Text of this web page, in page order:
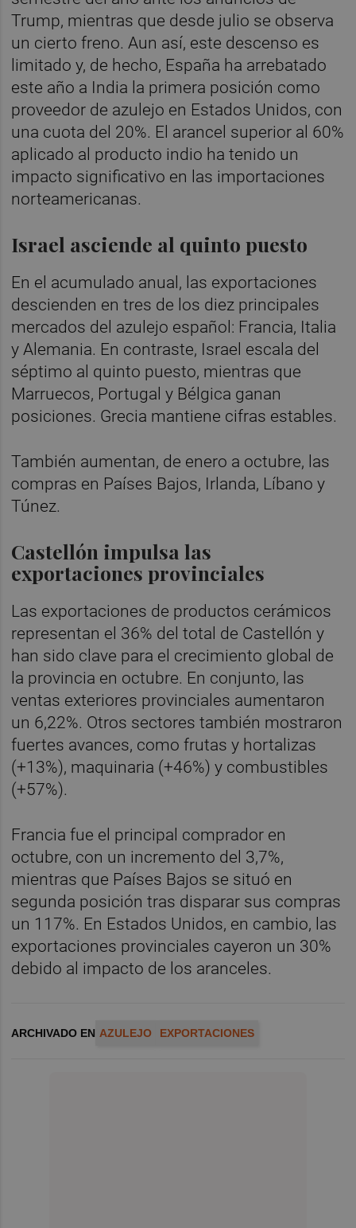
Trump, mientras que desde julio se observa
un cierto freno. Aun así, este descenso es
limitado y, de hecho, España ha arrebatado
este año a India la primera posición como
proveedor de azulejo en Estados Unidos, con
una cuota del 20%. El arancel superior al 60%
aplicado al producto indio ha tenido un
impacto significativo en las importaciones
norteamericanas.
Israel asciende al quinto puesto
En el acumulado anual, las exportaciones
descienden en tres de los diez principales
mercados del azulejo español: Francia, Italia
y Alemania. En contraste, Israel escala del
séptimo al quinto puesto, mientras que
Marruecos, Portugal y Bélgica ganan
posiciones. Grecia mantiene cifras estables.
También aumentan, de enero a octubre, las
compras en Países Bajos, Irlanda, Líbano y
Túnez.
Castellón impulsa las
exportaciones provinciales
Las exportaciones de productos cerámicos
representan el 36% del total de Castellón y
han sido clave para el crecimiento global de
la provincia en octubre. En conjunto, las
ventas exteriores provinciales aumentaron
un 6,22%. Otros sectores también mostraron
fuertes avances, como frutas y hortalizas
(+13%), maquinaria (+46%) y combustibles
(+57%).
Francia fue el principal comprador en
octubre, con un incremento del 3,7%,
mientras que Países Bajos se situó en
segunda posición tras disparar sus compras
un 117%. En Estados Unidos, en cambio, las
exportaciones provinciales cayeron un 30%
debido al impacto de los aranceles.
ARCHIVADO EN AZULEJO EXPORTACIONES